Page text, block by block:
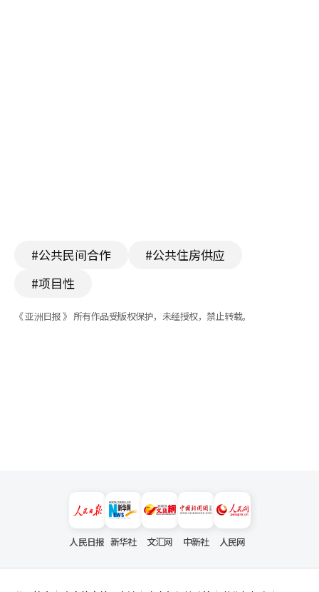
#公共民间合作
#公共住房供应
#项目性
《 亚洲日报 》 所有作品受版权保护，未经授权，禁止转载。
人民日报 新华社 文汇网 中新社 人民网